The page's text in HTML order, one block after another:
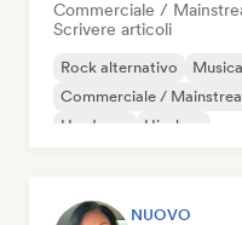
Commerciale /
Scrivere articoli
Rock alternativo
Commerciale /
Hardcore
Hip-hop
NUOVO